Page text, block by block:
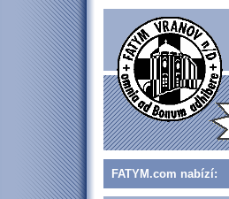
FATYM.com nabízí: